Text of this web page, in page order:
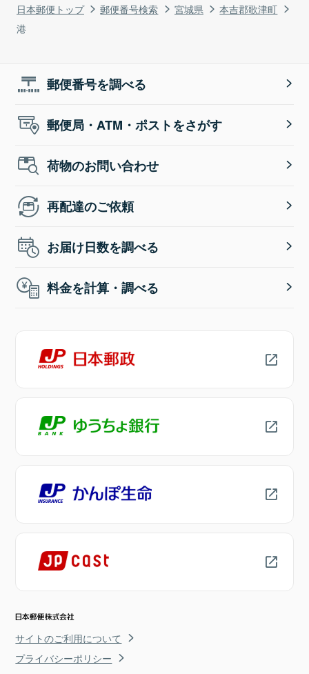
日本郵便トップ 郵便番号検索 宮城県
本吉郡歌津町
港
郵便番号を調べる
郵便局・ATM・ポストをさがす
荷物のお問い合わせ
再配達のご依頼
お届け日数を調べる
料金を計算・調べる
サイトのご利用について
プライバシーポリシー